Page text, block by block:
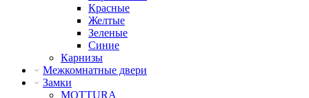
Красные
Желтые
Зеленые
Синие
Карнизы
Межкомнатные двери
Замки
MOTTURA